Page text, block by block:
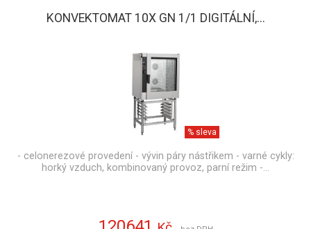
KONVEKTOMAT 10X GN 1/1 DIGITÁLNÍ,...
% sleva
- celonerezové provedení - vývin páry nástřikem - varné cykly:
horký vzduch, kombinovaný provoz, parní režim -…